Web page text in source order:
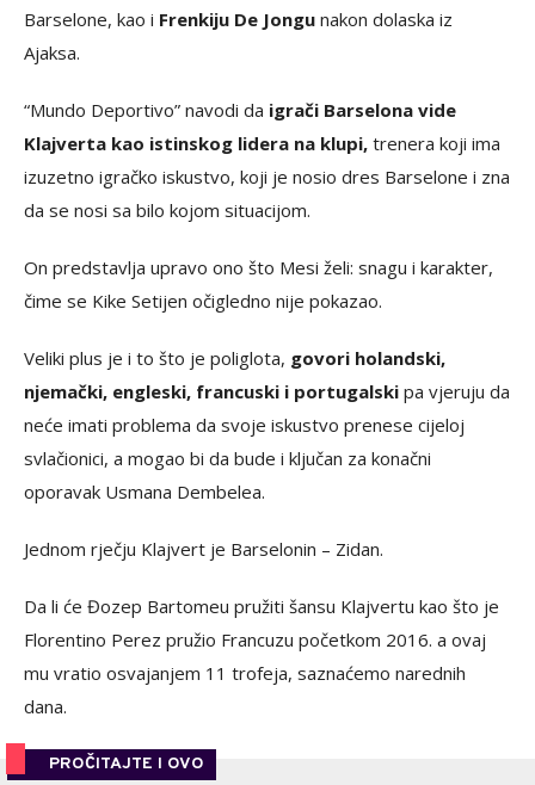
Barselone, kao i Frenkiju De Jongu nakon dolaska iz
Ajaksa.
“Mundo Deportivo” navodi da igrači Barselona vide
Klajverta kao istinskog lidera na klupi, trenera koji ima
izuzetno igračko iskustvo, koji je nosio dres Barselone i zna
da se nosi sa bilo kojom situacijom.
On predstavlja upravo ono što Mesi želi: snagu i karakter,
čime se Kike Setijen očigledno nije pokazao.
Veliki plus je i to što je poliglota, govori holandski,
njemački, engleski, francuski i portugalski pa vjeruju da
neće imati problema da svoje iskustvo prenese cijeloj
svlačionici, a mogao bi da bude i ključan za konačni
oporavak Usmana Dembelea.
Jednom rječju Klajvert je Barselonin – Zidan.
Da li će Đozep Bartomeu pružiti šansu Klajvertu kao što je
Florentino Perez pružio Francuzu početkom 2016. a ovaj
mu vratio osvajanjem 11 trofeja, saznaćemo narednih
dana.
PROČITAJTE I OVO